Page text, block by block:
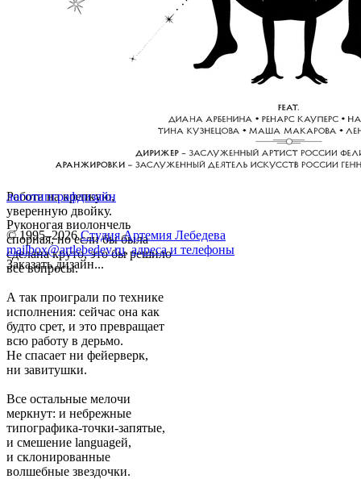
Работа на крепкую,
уверенную двойку.
Руконогая виолончель
спорная, но если бы была
сделана круто, это бы решило
все вопросы.
А так проиграли по технике
исполнения: сейчас она как
будто срет, и это превращает
всю работу в дерьмо.
Не спасает ни фейерверк,
ни завитушки.
Все остальные мелочи
меркнут: и небрежные
типографика-точки-запятые,
и смешение languageй,
и склонированные
волшебные звездочки.
логотипграфдизайн
© 1995–2026 Студия Артемия Лебедева
mailbox@artlebedev.ru, адреса и телефоны
Заказать дизайн...